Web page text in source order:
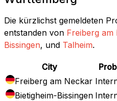
Die kürzlichst gemeldeten
entstanden von Freiberg am
Bissingen, und Talheim.
City
Freiberg am Neckar
Bietigheim-Bissingen